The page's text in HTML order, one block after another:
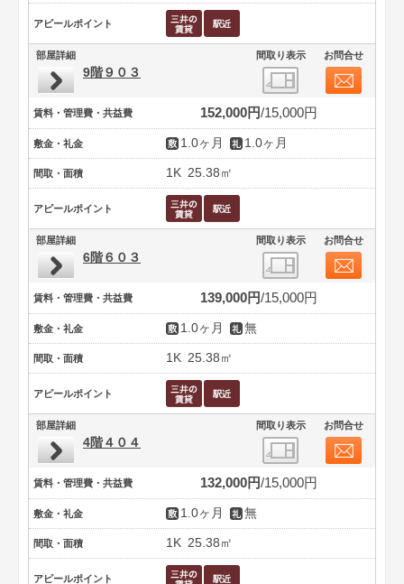
アピールポイント
部屋詳細 間取り表示 お問合せ
9階９０３
賃料・管理費・共益費 152,000円 15,000円
敷金・礼金 1.0ヶ月 1.0ヶ月
間取・面積 1K 25.38㎡
アピールポイント
部屋詳細 間取り表示 お問合せ
6階６０３
賃料・管理費・共益費 139,000円 15,000円
敷金・礼金 1.0ヶ月 無
間取・面積 1K 25.38㎡
アピールポイント
部屋詳細 間取り表示 お問合せ
4階４０４
賃料・管理費・共益費 132,000円 15,000円
敷金・礼金 1.0ヶ月 無
間取・面積 1K 25.38㎡
アピールポイント